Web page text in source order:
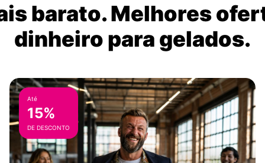
barato. Melhores
dinheiro para gelados.
Até
15%
DE DESCONTO